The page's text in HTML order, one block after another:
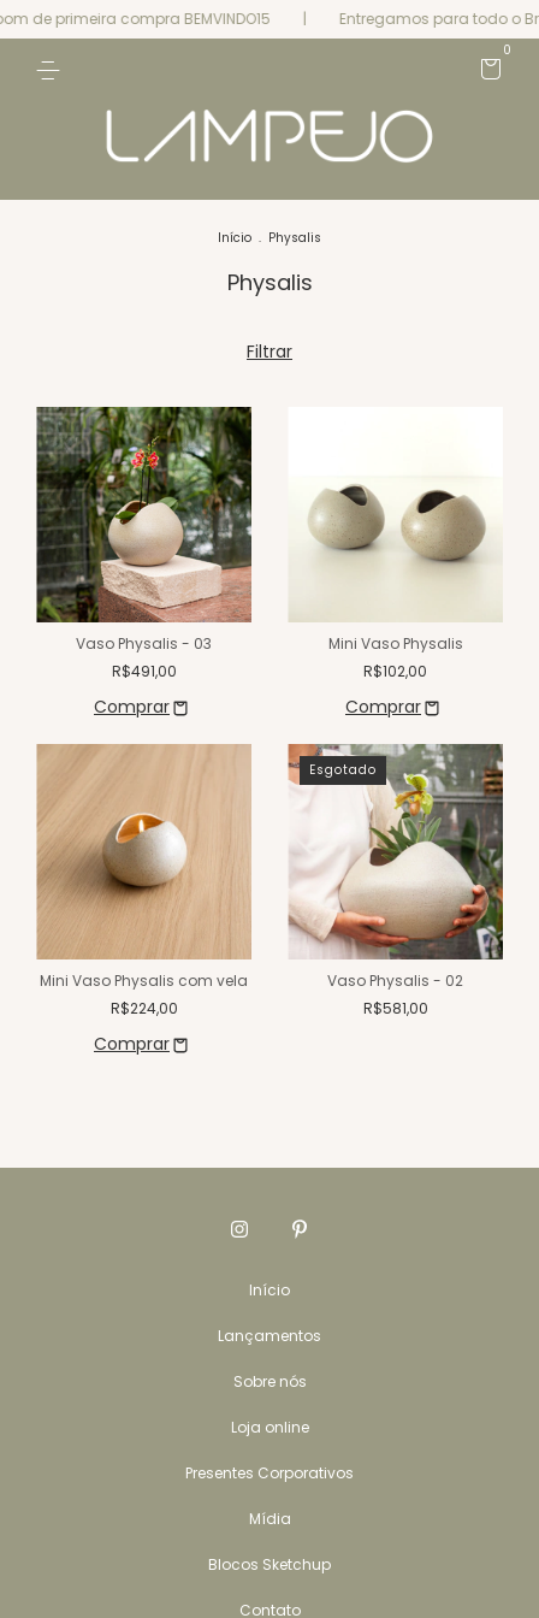
de primeira compra BEMVINDO15 Entregamos para todo o
0
Início . Physalis
Physalis
Filtrar
Vaso Physalis - 03
R$491,00
Mini Vaso Physalis
R$102,00
Mini Vaso Physalis com vela
R$224,00
Esgotado
Vaso Physalis - 02
R$581,00
Início
Lançamentos
Sobre nós
Loja online
Presentes Corporativos
Mídia
Blocos Sketchup
Contato